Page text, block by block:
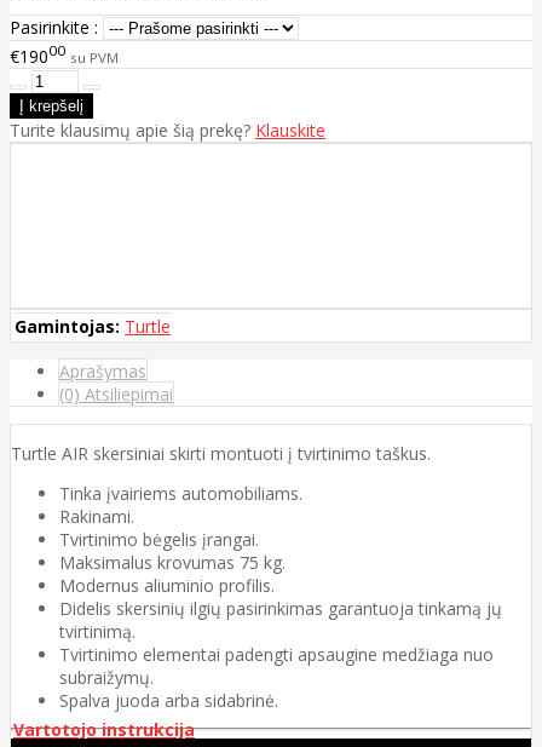
Pasirinkite :
€19000 su PVM
Turite klausimų apie šią prekę? Klauskite
Gamintojas: Turtle
Aprašymas
(0) Atsiliepimai
Turtle AIR skersiniai skirti montuoti į tvirtinimo taškus.
Tinka įvairiems automobiliams.
Rakinami.
Tvirtinimo bėgelis įrangai.
Maksimalus krovumas 75 kg.
Modernus aliuminio profilis.
Didelis skersinių ilgių pasirinkimas garantuoja tinkamą jų
tvirtinimą.
Tvirtinimo elementai padengti apsaugine medžiaga nuo
subraižymų.
Spalva juoda arba sidabrinė.
Vartotojo instrukcija